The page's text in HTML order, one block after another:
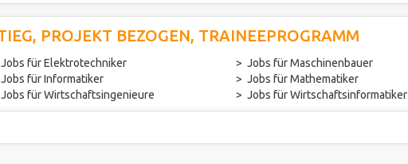
PROJEKT BEZOGEN, TRAINEEPROGRAMM
Jobs für Elektrotechniker
Jobs für Maschinenbauer
Jobs für Informatiker
Jobs für Mathematiker
Jobs für Wirtschaftsingenieure Jobs für Wirtschaftsinformatiker